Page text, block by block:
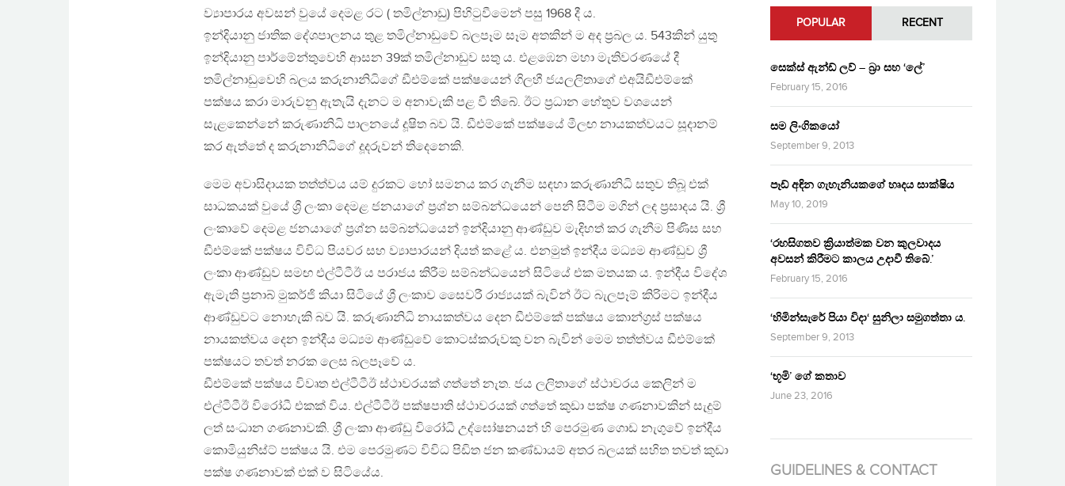
ව්‍යාපාරය අවසන් වුයේ දෙමළ රට ( තමිල්නාඩු) පිහිටුවීමෙන් පසු 1968 දී ය.
ඉන්දියානු ජාතික දේශපාලනය තුළ තමිල්නාඩුවේ බලපෑම සෑම අතකින් ම අද ප්‍රබල ය. 543කින් යුතු
ඉන්දියානු පාර්මේන්තුවෙහි ආසන 39ක් තමිල්නාඩුව සතු ය. එළඹෙන මහා මැතිවරණයේ දී
තමිල්නාඩුවෙහි බලය කරුනානිධිගේ ඩීඑම්කේ පක්ෂයෙන් ගිලහී ජයලලිතාගේ එඅයිඩීඑම්කේ
පක්ෂය කරා මාරුවනු ඇතැයි දැනට ම අනාවැකි පළ වී තිබේ. ඊට ප්‍රධාන හේතුව වශයෙන්
සැළකෙන්නේ කරුණානිධි පාලනයේ දූෂිත බව යි. ඩීඑම්කේ පක්ෂයේ මීලඟ නායකත්වයට සූදානම්
කර ඇත්තේ ද කරුනානිධිගේ දූදරුවන් තිදෙනෙකි.
මෙම අවාසිදායක තත්ත්වය යම් දුරකට හෝ සමනය කර ගැනීම සඳහා කරුණානිධි සතුව තිබූ එක්
සාධකයක් වුයේ ශ්‍රී ලංකා දෙමළ ජනයාගේ ප්‍රශ්න සම්බන්ධයෙන් පෙනී සිටීම මගින් ලද ප්‍රසාදය යි. ශ්‍රී
ලංකාවේ දෙමළ ජනයාගේ ප්‍රශ්න සම්බන්ධයෙන් ඉන්දියානු ආණ්ඩුව මැදිහත් කර ගැනීම පිණිස සහ
ඩීඑම්කේ පක්ෂය විවිධ පියවර සහ ව්‍යාපාරයන් දියත් කළේ ය. එනමුත් ඉන්දීය මධ්‍යම ආණ්ඩුව ශ්‍රී
ලංකා ආණ්ඩුව සමඟ එල්ටීටීඊ ය පරාජය කිරීම සම්බන්ධයෙන් සිටියේ එක මතයක ය. ඉන්දීය විදේශ
ඇමැති ප්‍රනාබ් මුකර්ජි කියා සිටියේ ශ්‍රී ලංකාව සෛවරී රාජ්‍යයක් බැවින් ඊට බැලපෑම් කිරිමට ඉන්දීය
ආණ්ඩුවට නොහැකි බව යි. කරුණානිධි නායකත්වය දෙන ඩීඑම්කේ පක්ෂය කොන්ග්‍රස් පක්ෂය
නායකත්වය දෙන ඉන්දීය මධ්‍යම ආණ්ඩුවේ කොටස්කරුවකු වන බැවින් මෙම තත්ත්වය ඩීඑම්කේ
පක්ෂයට තවත් නරක ලෙස බලපෑවේ ය.
ඩීඑම්කේ පක්ෂය විවෘත එල්ටීටීඊ ස්ථාවරයක් ගත්තේ නැත. ජය ලලිතාගේ ස්ථාවරය කෙලින් ම
එල්ටීටීඊ විරෝධී එකක් විය. එල්ටීටීඊ පක්ෂපාති ස්ථාවරයක් ගත්තේ කුඩා පක්ෂ ගණනාවකින් සැදුම්
ලත් සංධාන ගණනාවකි. ශ්‍රී ලංකා ආණ්ඩු විරෝධී උද්ඝෝෂනයන් හි පෙරමුණ ගොඩ නැගුවේ ඉන්දීය
කොමියුනිස්ට් පක්ෂය යි. එම පෙරමුණට විවිධ පිඩිත ජන කණ්ඩායම් අතර බලයක් සහිත තවත් කුඩා
පක්ෂ ගණනාවක් එක් ව සිටියේය.
POPULAR RECENT
සෙක්ස් ඇන්ඩ් ලව් – බ්‍රා සහ ‘ලේ’
February 15, 2016
සම ලිංගිකයෝ
September 9, 2013
පෑඩ් අඳින ගැහැනියකගේ හෘදය සාක්ෂිය
May 10, 2019
‘රහසිගතව ක්‍රියාත්මක වන කුලවාදය
අවසන් කිරීමට කාලය උදාවී තිබේ.’
February 15, 2016
‘හිමින්සැරේ පියා විදා‘ සුනිලා සමුගත්තා ය.
September 9, 2013
‘භූමි’ ගේ කතාව
June 23, 2016
GUIDELINES & CONTACT